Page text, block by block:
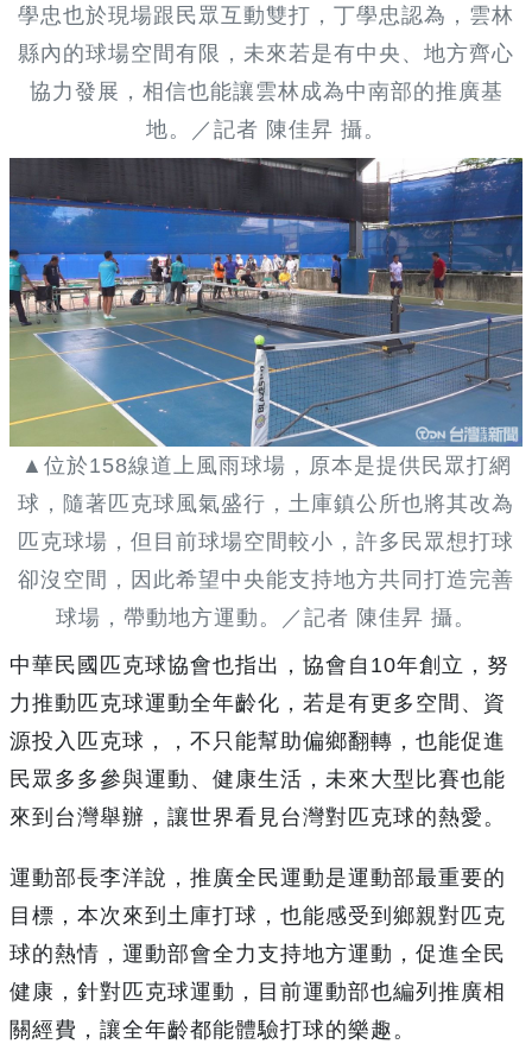
學忠也於現場跟民眾互動雙打，丁學忠認為，雲林
縣內的球場空間有限，未來若是有中央、地方齊心
協力發展，相信也能讓雲林成為中南部的推廣基
地。／記者 陳佳昇 攝。
▲位於158線道上風雨球場，原本是提供民眾打網
球，隨著匹克球風氣盛行，土庫鎮公所也將其改為
匹克球場，但目前球場空間較小，許多民眾想打球
卻沒空間，因此希望中央能支持地方共同打造完善
球場，帶動地方運動。／記者 陳佳昇 攝。
中華民國匹克球協會也指出，協會自10年創立，努
力推動匹克球運動全年齡化，若是有更多空間、資
源投入匹克球，，不只能幫助偏鄉翻轉，也能促進
民眾多多參與運動、健康生活，未來大型比賽也能
來到台灣舉辦，讓世界看見台灣對匹克球的熱愛。
運動部長李洋說，推廣全民運動是運動部最重要的
目標，本次來到土庫打球，也能感受到鄉親對匹克
球的熱情，運動部會全力支持地方運動，促進全民
健康，針對匹克球運動，目前運動部也編列推廣相
關經費，讓全年齡都能體驗打球的樂趣。